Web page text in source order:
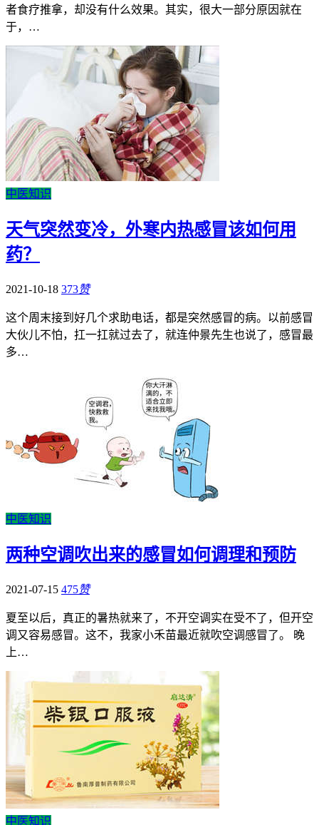
者食疗推拿，却没有什么效果。其实，很大一部分原因就在
于，…
中医知识
天气突然变冷，外寒内热感冒该如何用
药？
2021-10-18 373赞
这个周末接到好几个求助电话，都是突然感冒的病。以前感冒
大伙儿不怕，扛一扛就过去了，就连仲景先生也说了，感冒最
多…
中医知识
两种空调吹出来的感冒如何调理和预防
2021-07-15 475赞
夏至以后，真正的暑热就来了，不开空调实在受不了，但开空
调又容易感冒。这不，我家小禾苗最近就吹空调感冒了。 晚
上…
中医知识